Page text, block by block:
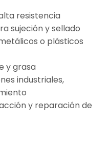
resistencia
sujeción y sellado
o plásticos
y grasa
industriales,
y reparación de